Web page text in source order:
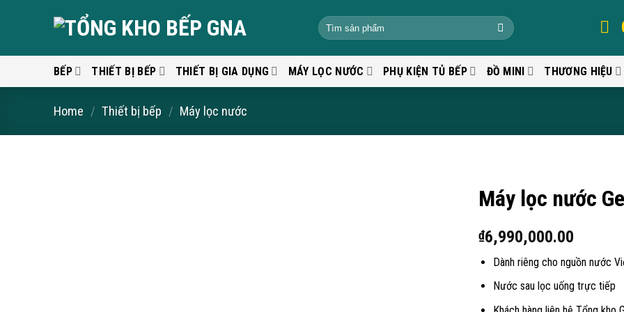
BẾP THIẾT BỊ BẾP THIẾT BỊ GIA DỤNG MÁY LỌC NƯỚC PHỤ KIỆN TỦ BẾP ĐỒ MINI THƯƠNG HIỆU
Home / Thiết bị bếp / Máy lọc nước
Máy lọc nước
₫6,990,000.00
Dành riêng cho nguồn nước
Nước sau lọc uống trực tiếp